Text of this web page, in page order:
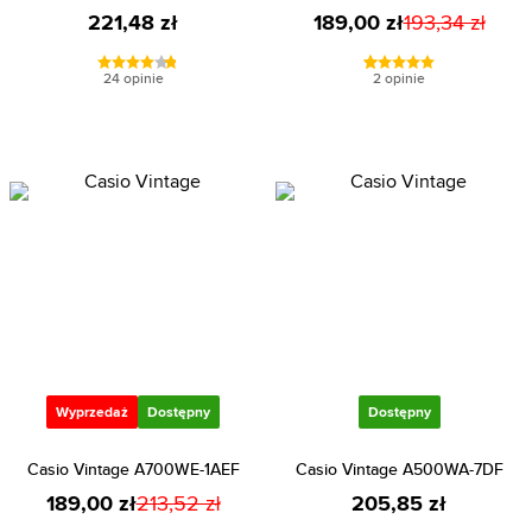
221,48 zł
24 opinie
189,00 zł193,34 zł
2 opinie
Wyprzedaż Dostępny
Casio Vintage A700WE-1AEF
189,00 zł213,52 zł
Dostępny
Casio Vintage A500WA-7DF
205,85 zł